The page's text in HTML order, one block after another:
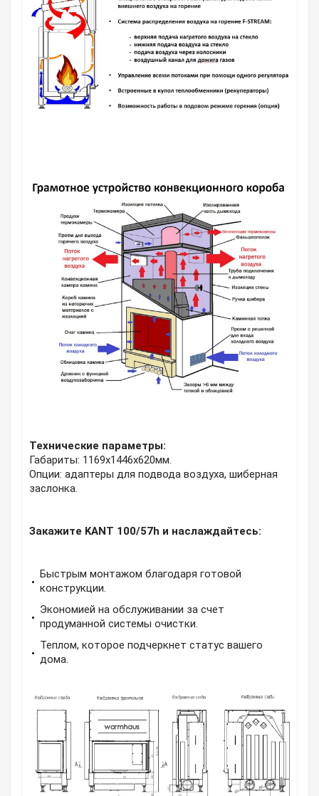
Технические параметры:
Габариты: 1169х1446х620мм.
Опции: адаптеры для подвода воздуха, шиберная
заслонка.
Закажите KANT 100/57h и наслаждайтесь:
Быстрым монтажом благодаря готовой
конструкции.
Экономией на обслуживании за счет
продуманной системы очистки.
Теплом, которое подчеркнет статус вашего
дома.